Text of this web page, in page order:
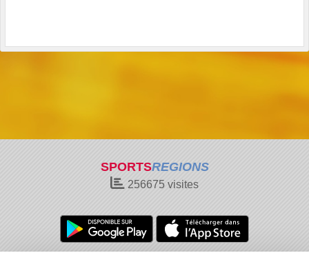
SPORTSREGIONS
256675 visites